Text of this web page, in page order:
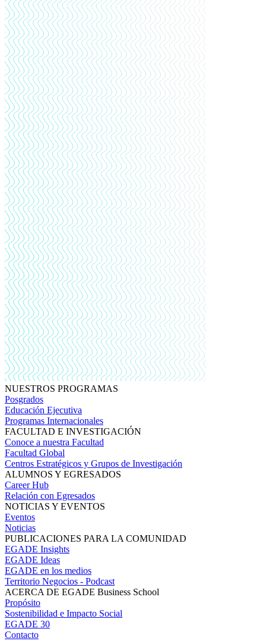
NUESTROS PROGRAMAS
Posgrados
Educación Ejecutiva
Programas Internacionales
FACULTAD E INVESTIGACIÓN
Conoce a nuestra Facultad
Facultad Global
Centros Estratégicos y Grupos de Investigación
ALUMNOS Y EGRESADOS
Career Hub
Relación con Egresados
NOTICIAS Y EVENTOS
Eventos
Noticias
PUBLICACIONES PARA LA COMUNIDAD
EGADE Insights
EGADE Ideas
EGADE en los medios
Territorio Negocios - Podcast
ACERCA DE EGADE Business School
Propósito
Sostenibilidad e Impacto Social
EGADE 30
Contacto